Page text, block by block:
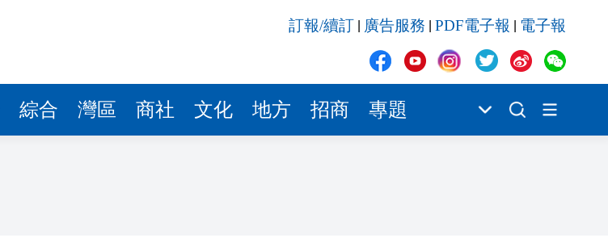
訂報/續訂 廣告服務 PDF電子報 電子報
綜合 灣區 商社 文化 地方 招商 專題
08:32
04:31